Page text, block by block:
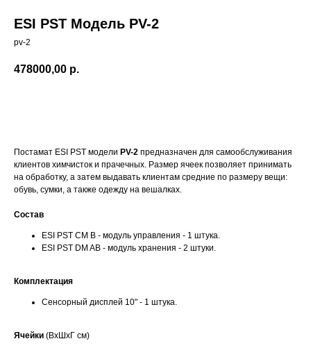
ESI PST Модель PV-2
pv-2
478000,00 р.
Постамат ESI PST модели PV-2 предназначен для самообслуживания
клиентов химчисток и прачечных. Размер ячеек позволяет принимать
на обработку, а затем выдавать клиентам средние по размеру вещи:
обувь, сумки, а также одежду на вешалках.
Состав
ESI PST CM B - модуль управления - 1 штука.
ESI PST DM AB - модуль хранения - 2 штуки.
Комплектация
Сенсорный дисплей 10" - 1 штука.
Ячейки (ВхШхГ см)